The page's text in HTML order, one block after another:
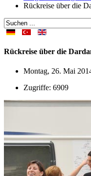
Rückreise über die
Rückreise über die
Montag, 26. Mai
Zugriffe: 6909